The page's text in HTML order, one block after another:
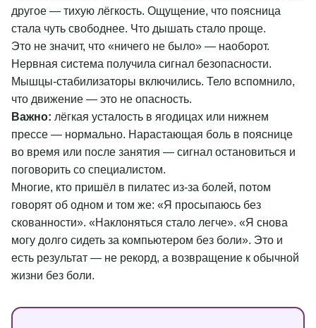
другое — тихую лёгкость. Ощущение, что поясница
стала чуть свободнее. Что дышать стало проще.
Это не значит, что «ничего не было» — наоборот.
Нервная система получила сигнал безопасности.
Мышцы-стабилизаторы включились. Тело вспомнило,
что движение — это не опасность.
Важно: лёгкая усталость в ягодицах или нижнем
прессе — нормально. Нарастающая боль в пояснице
во время или после занятия — сигнал остановиться и
поговорить со специалистом.
Многие, кто пришёл в пилатес из-за болей, потом
говорят об одном и том же: «Я просыпаюсь без
скованности». «Наклоняться стало легче». «Я снова
могу долго сидеть за компьютером без боли». Это и
есть результат — не рекорд, а возвращение к обычной
жизни без боли.